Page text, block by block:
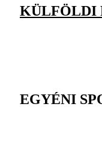
KÜLFÖLDI
EGYÉNI